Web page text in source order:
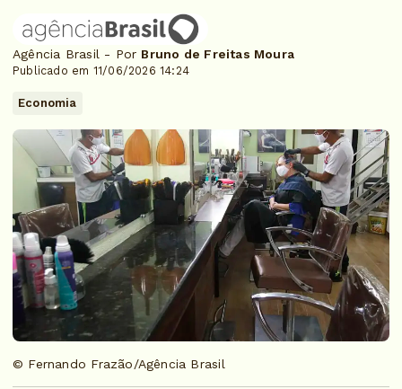
Agência Brasil - Por Bruno de Freitas Moura
Publicado em 11/06/2026 14:24
Economia
© Fernando Frazão/Agência Brasil